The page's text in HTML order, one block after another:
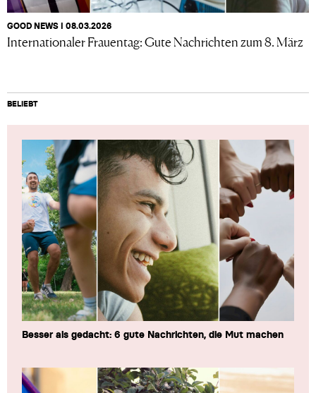
GOOD NEWS I 08.03.2026
Internationaler Frauentag: Gute Nachrichten zum 8. März
BELIEBT
Besser als gedacht: 6 gute Nachrichten, die Mut machen